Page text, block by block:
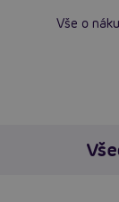
Vše o